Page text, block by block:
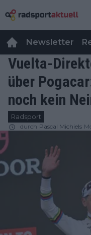
Newsletter
Vuelta-
über
noch kein
Radsport
durch Pascal Michiels